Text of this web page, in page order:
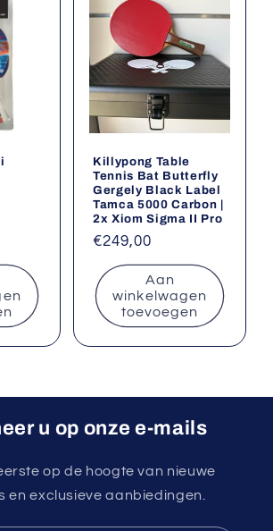
Killypong Table
Tennis Bat Butterfly
Gergely Black Label
Tamca 5000 Carbon |
2x Xiom Sigma II Pro
Normale
prijs
€249,00
Aan
winkelwagen
toevoegen
u op onze e-mails
op de hoogte van nieuwe
en exclusieve aanbiedingen.